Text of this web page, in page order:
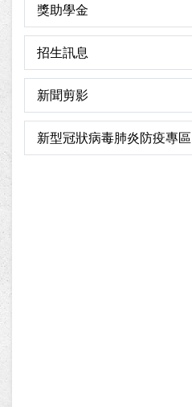
獎助學金
招生訊息
新聞剪影
新型冠狀病毒肺炎防疫專區